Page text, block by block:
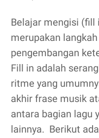
Belajar mengisi (fill
merupakan
pengembangan
Fill in adalah
ritme yang
akhir frase musik
antara bagian lagu
lainnya. Berikut